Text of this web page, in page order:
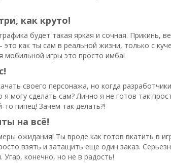
как круто!
будет такая яркая и сочная. Прикинь,
как ты сам в реальной жизни, только с
игры это просто имба!
своего персонажа, но когда
могу сделать сам? Лично я не готов так
пипец! Зачем так делать?!
на всё!
ожидания! Ты вроде как готов вкатить в
взять и затащить еще один заказ.
конечно, но не в радость!